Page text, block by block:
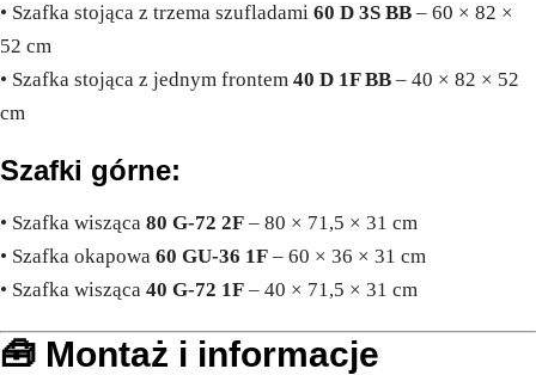
• Szafka stojąca z trzema szufladami 60 D 3S BB – 60 × 82 ×
52 cm
• Szafka stojąca z jednym frontem 40 D 1F BB – 40 × 82 × 52
cm
Szafki górne:
• Szafka wisząca 80 G-72 2F – 80 × 71,5 × 31 cm
• Szafka okapowa 60 GU-36 1F – 60 × 36 × 31 cm
• Szafka wisząca 40 G-72 1F – 40 × 71,5 × 31 cm
🧰 Montaż i informacje